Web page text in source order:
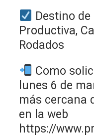
Destino
Productiva,
Rodados
Como
lunes 6 de
más cercana
en la web
https://